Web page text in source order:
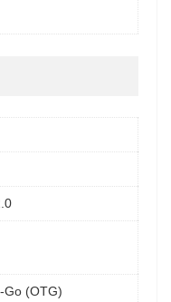
Go (OTG)